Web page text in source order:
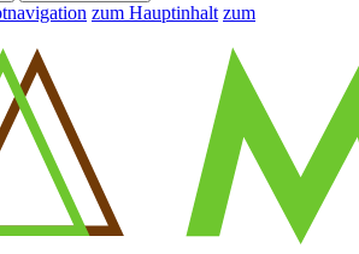
zum Hauptinhalt zum